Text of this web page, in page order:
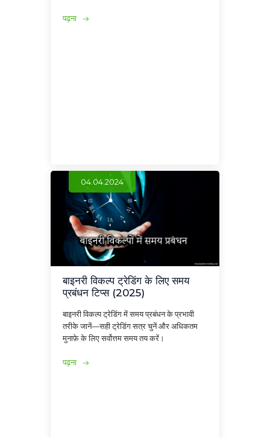
पढ़ना
04.04.2024
बाइनरी विकल्प ट्रेडिंग के लिए समय
प्रबंधन टिप्स (2025)
बाइनरी विकल्प ट्रेडिंग में समय प्रबंधन के प्रभावी
तरीके जानें—सही ट्रेडिंग सत्र चुनें और अधिकतम
मुनाफ़े के लिए सर्वोत्तम समय तय करें।
पढ़ना